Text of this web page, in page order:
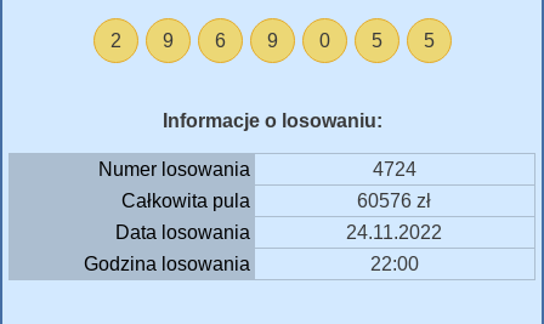
2 9 6 9 0 5 5
Informacje o losowaniu:
Numer losowania
4724
Całkowita pula
60576 zł
Data losowania
24.11.2022
Godzina losowania
22:00